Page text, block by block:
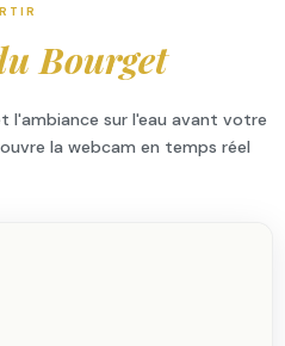
Bourget
l'ambiance sur l'eau avant votre
la webcam en temps réel